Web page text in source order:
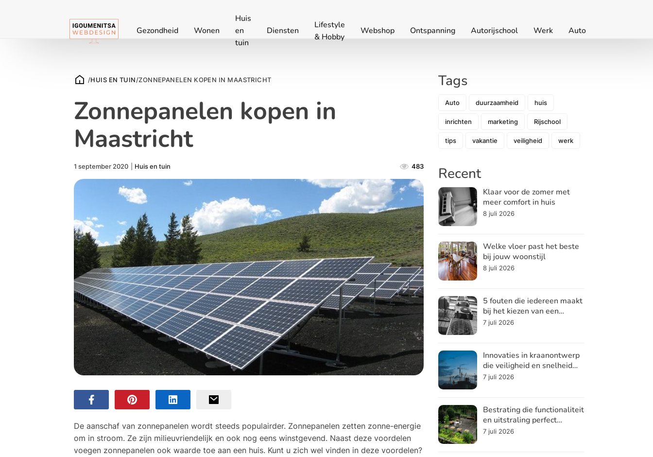
Gezondheid Wonen
Huis
en
tuin
Diensten
Lifestyle
& Hobby
Webshop Ontspanning Autorijschool Werk Auto
/HUIS EN TUIN/ZONNEPANELEN KOPEN IN MAASTRICHT
Zonnepanelen kopen in
Maastricht
1 september 2020 Huis en tuin 483
De aanschaf van zonnepanelen wordt steeds populairder. Zonnepanelen zetten zonne-energie
om in stroom. Ze zijn milieuvriendelijk en ook nog eens winstgevend. Naast deze voordelen
voegen zonnepanelen ook waarde toe aan een huis. Kunt u zich wel vinden in deze voordelen?
Tags
Auto duurzaamheid huis
inrichten marketing Rijschool
tips vakantie veiligheid werk
Recent
Klaar voor de zomer met
meer comfort in huis
8 juli 2026
Welke vloer past het beste
bij jouw woonstijl
8 juli 2026
5 fouten die iedereen maakt
bij het kiezen van een
koelsysteem
7 juli 2026
Innovaties in kraanontwerp
die veiligheid en snelheid
verhogen
7 juli 2026
Bestrating die functionaliteit
en uitstraling perfect
combineert
7 juli 2026